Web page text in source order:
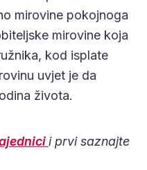
mirovine pokojnoga
mirovine koja
kod isplate
uvjet je da
života.
i prvi saznajte